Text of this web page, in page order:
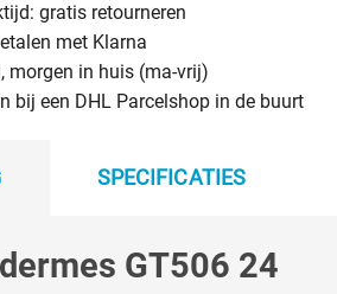
gratis retourneren
met Klarna
morgen in huis (ma-vrij)
bij een DHL Parcelshop in de buurt
SPECIFICATIES
GT506 24